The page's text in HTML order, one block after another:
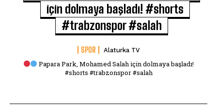
için dolmaya başladı! #shorts
#trabzonspor #salah
SPOR Alaturka TV
Papara Park, Mohamed Salah için dolmaya başladı!
#shorts #trabzonspor #salah